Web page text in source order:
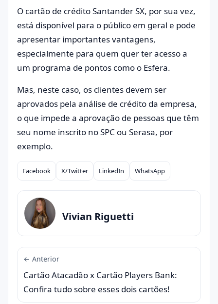
O cartão de crédito Santander SX, por sua vez,
está disponível para o público em geral e pode
apresentar importantes vantagens,
especialmente para quem quer ter acesso a
um programa de pontos como o Esfera.
Mas, neste caso, os clientes devem ser
aprovados pela análise de crédito da empresa,
o que impede a aprovação de pessoas que têm
seu nome inscrito no SPC ou Serasa, por
exemplo.
Compartilhar
Facebook X/Twitter LinkedIn WhatsApp
Vivian Riguetti
← Anterior
Cartão Atacadão x Cartão Players Bank:
Confira tudo sobre esses dois cartões!